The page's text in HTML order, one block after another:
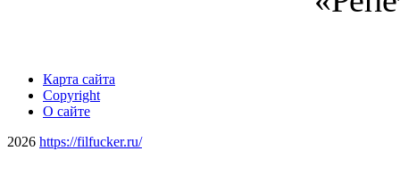
Карта сайта
Copyright
О сайте
2026 https://filfucker.ru/